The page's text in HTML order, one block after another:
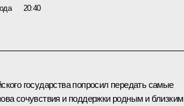
20:40
государства попросил передать самые
сочувствия и поддержки родным и близким